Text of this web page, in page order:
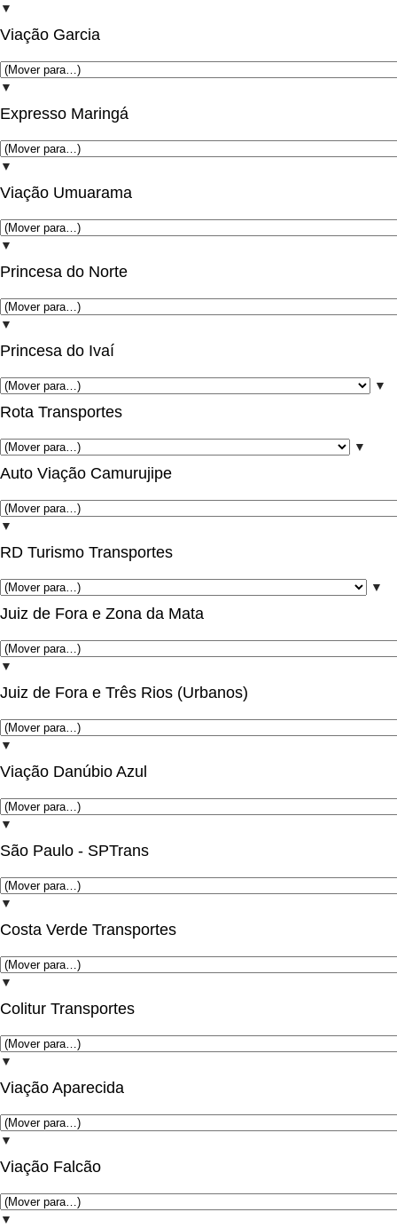
▼
Viação Garcia
▼
Expresso Maringá
▼
Viação Umuarama
▼
Princesa do Norte
▼
Princesa do Ivaí
▼
Rota Transportes
▼
Auto Viação Camurujipe
▼
RD Turismo Transportes
▼
Juiz de Fora e Zona da Mata
▼
Juiz de Fora e Três Rios (Urbanos)
▼
Viação Danúbio Azul
▼
São Paulo - SPTrans
▼
Costa Verde Transportes
▼
Colitur Transportes
▼
Viação Aparecida
▼
Viação Falcão
▼